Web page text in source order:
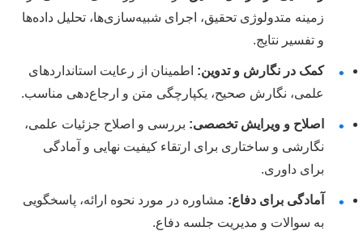
زمینه متدولوژی تحقیق، اجرای شبیه‌سازی‌ها، تحلیل داده‌ها
و تفسیر نتایج.
• کمک در نگارش و تدوین: اطمینان از رعایت استانداردهای
علمی، نگارش صحیح، یکپارچگی متن و ارجاع‌دهی مناسب.
• اصلاح و ویرایش تخصصی: بررسی و اصلاح جزئیات علمی،
نگارشی و ساختاری برای ارتقاء کیفیت نهایی و آمادگی
برای داوری.
• آمادگی برای دفاع: مشاوره در مورد نحوه ارائه، پاسخگویی
به سوالات و مدیریت جلسه دفاع.